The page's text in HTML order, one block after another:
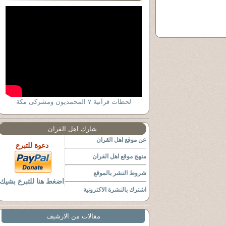
لحظات قرآنية ٧ المحمديون ومشركى مكة
شارك اهل القران
عن موقع اهل القران
منهج موقع اهل القران
شروط النشر بالموقع
اشترك بالنشرة الاكترونية
دعوة للتبرع
اضغط هنا للتبرع بشيك
مقالات من الارشيف